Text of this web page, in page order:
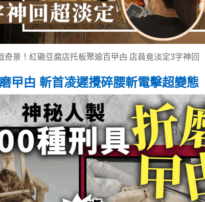
奇景！紅磡豆腐店托板聚逾百曱甴 店員竟淡定3字神回
曱甴 斬首凌遲攪碎腰斬電擊超變態